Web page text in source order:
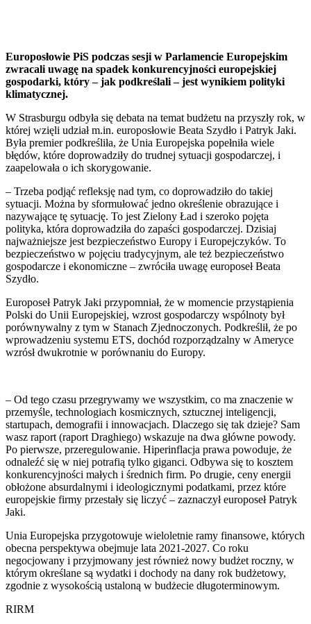
Europosłowie PiS podczas sesji w Parlamencie Europejskim
zwracali uwagę na spadek konkurencyjności europejskiej
gospodarki, który – jak podkreślali – jest wynikiem polityki
klimatycznej.
W Strasburgu odbyła się debata na temat budżetu na przyszły rok, w
której wzięli udział m.in. europosłowie Beata Szydło i Patryk Jaki.
Była premier podkreśliła, że Unia Europejska popełniła wiele
błędów, które doprowadziły do trudnej sytuacji gospodarczej, i
zaapelowała o ich skorygowanie.
– Trzeba podjąć refleksję nad tym, co doprowadziło do takiej
sytuacji. Można by sformułować jedno określenie obrazujące i
nazywające tę sytuację. To jest Zielony Ład i szeroko pojęta
polityka, która doprowadziła do zapaści gospodarczej. Dzisiaj
najważniejsze jest bezpieczeństwo Europy i Europejczyków. To
bezpieczeństwo w pojęciu tradycyjnym, ale też bezpieczeństwo
gospodarcze i ekonomiczne – zwróciła uwagę europoseł Beata
Szydło.
Europoseł Patryk Jaki przypomniał, że w momencie przystąpienia
Polski do Unii Europejskiej, wzrost gospodarczy wspólnoty był
porównywalny z tym w Stanach Zjednoczonych. Podkreślił, że po
wprowadzeniu systemu ETS, dochód rozporządzalny w Ameryce
wzrósł dwukrotnie w porównaniu do Europy.
– Od tego czasu przegrywamy we wszystkim, co ma znaczenie w
przemyśle, technologiach kosmicznych, sztucznej inteligencji,
startupach, demografii i innowacjach. Dlaczego się tak dzieje? Sam
wasz raport (raport Draghiego) wskazuje na dwa główne powody.
Po pierwsze, przeregulowanie. Hiperinflacja prawa powoduje, że
odnaleźć się w niej potrafią tylko giganci. Odbywa się to kosztem
konkurencyjności małych i średnich firm. Po drugie, ceny energii
obłożone absurdalnymi i ideologicznymi podatkami, przez które
europejskie firmy przestały się liczyć – zaznaczył europoseł Patryk
Jaki.
Unia Europejska przygotowuje wieloletnie ramy finansowe, których
obecna perspektywa obejmuje lata 2021-2027. Co roku
negocjowany i przyjmowany jest również nowy budżet roczny, w
którym określane są wydatki i dochody na dany rok budżetowy,
zgodnie z wysokością ustaloną w budżecie długoterminowym.
RIRM